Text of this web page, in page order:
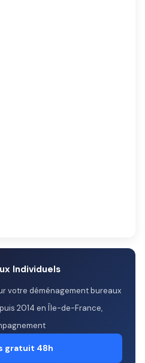
Individuels
votre déménagement bureaux
2014 en Île-de-France,
gratuit 48h